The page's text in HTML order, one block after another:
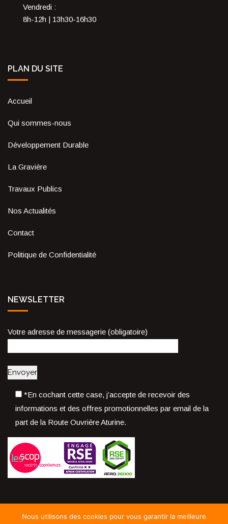
Vendredi :
8h-12h | 13h30-16h30
PLAN DU SITE
Accueil
Qui sommes-nous
Développement Durable
La Gravière
Travaux Publics
Nos Actualités
Contact
Politique de Confidentialité
NEWSLETTER
Votre adresse de messagerie (obligatoire)
*En cochant cette case, j’accepte de recevoir des
informations et des offres promotionnelles par email de la
part de la Route Ouvrière Aturine.
Nous utilisons des cookies pour vous garantir la meilleure